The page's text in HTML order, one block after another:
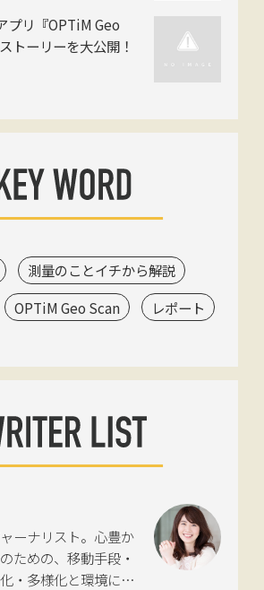
プリ『OPTiM Geo
トーリーを大公開！
測量のことイチから解説
OPTiM Geo Scan レポート
ーナリスト。心豊か
ための、移動手段・
・多様化と環境につ